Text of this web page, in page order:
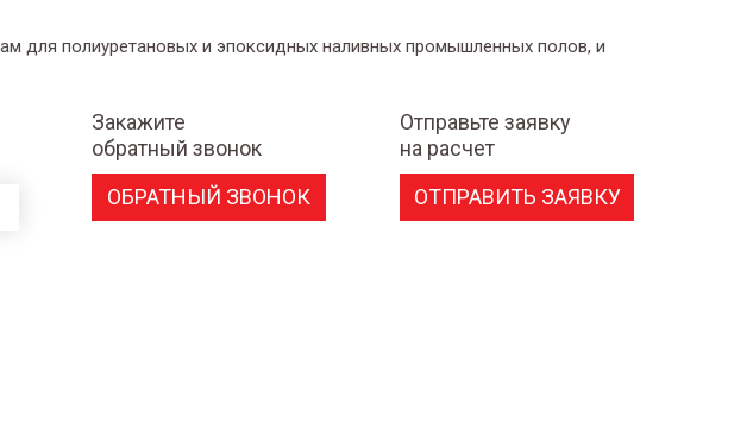
для полиуретановых и эпоксидных наливных промышленных полов, и
Закажите
обратный звонок
ОБРАТНЫЙ ЗВОНОК
Отправьте заявку
на расчет
ОТПРАВИТЬ ЗАЯВКУ